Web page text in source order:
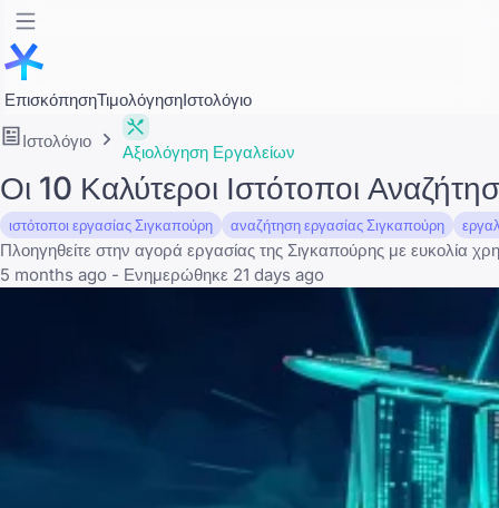
ΕπισκόπησηΤιμολόγησηΙστολόγιο
Ιστολόγιο
Αξιολόγηση Εργαλείων
Οι 10 Καλύτεροι Ιστότοποι
ιστότοποι εργασίας Σιγκαπούρη αναζήτηση εργασίας Σιγκαπούρη
Πλοηγηθείτε στην αγορά εργασίας της Σιγκαπούρης με ευκολία
5 months ago - Ενημερώθηκε 21 days ago